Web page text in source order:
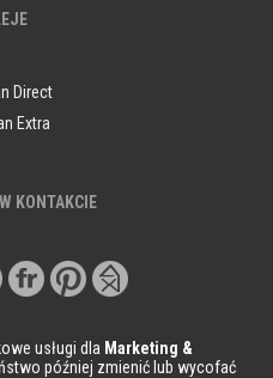
Direct
Extra
KONTAKCIE
usługi dla Marketing &
później zmienić lub wycofać